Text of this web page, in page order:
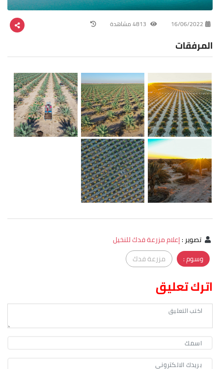
16/06/2022
المرفقات
تصوير:إعلام مزرعة فدك للنخيل
وسوم :
مزرعة فدك
اترك تعليق